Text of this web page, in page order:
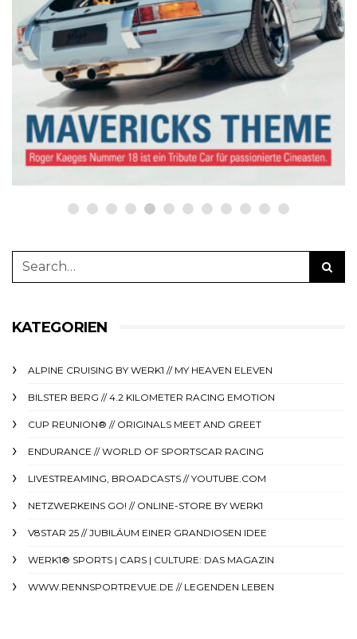
werk1 nine | eleven
boxerstories,
Jubiläumsausgabe № 02 | 2023,
im Handel seit Donnerstag, 26.
Oktober: online bestellen auf
netzwerkeins | GO!
23. Oktober 2023
KATEGORIEN
ALPINE CRUISING BY WERK1 // MY HEAVEN ELEVEN
BILSTER BERG // 4.2 KILOMETER RACING EMOTION
CUP REUNION® // ORIGINALS MEET AND GREET
ENDURANCE // WORLD OF SPORTSCAR RACING
LIVESTREAMING, BROADCASTS // YOUTUBE.COM
NETZWERKEINS GO! // ONLINE-STORE BY WERK1
V8STAR 25 // JUBILÄUM EINER GRANDIOSEN IDEE
WERK1® SPORTS | CARS | CULTURE: DAS MAGAZIN
WWW.RENNSPORTREVUE.DE // LEGENDEN LEBEN